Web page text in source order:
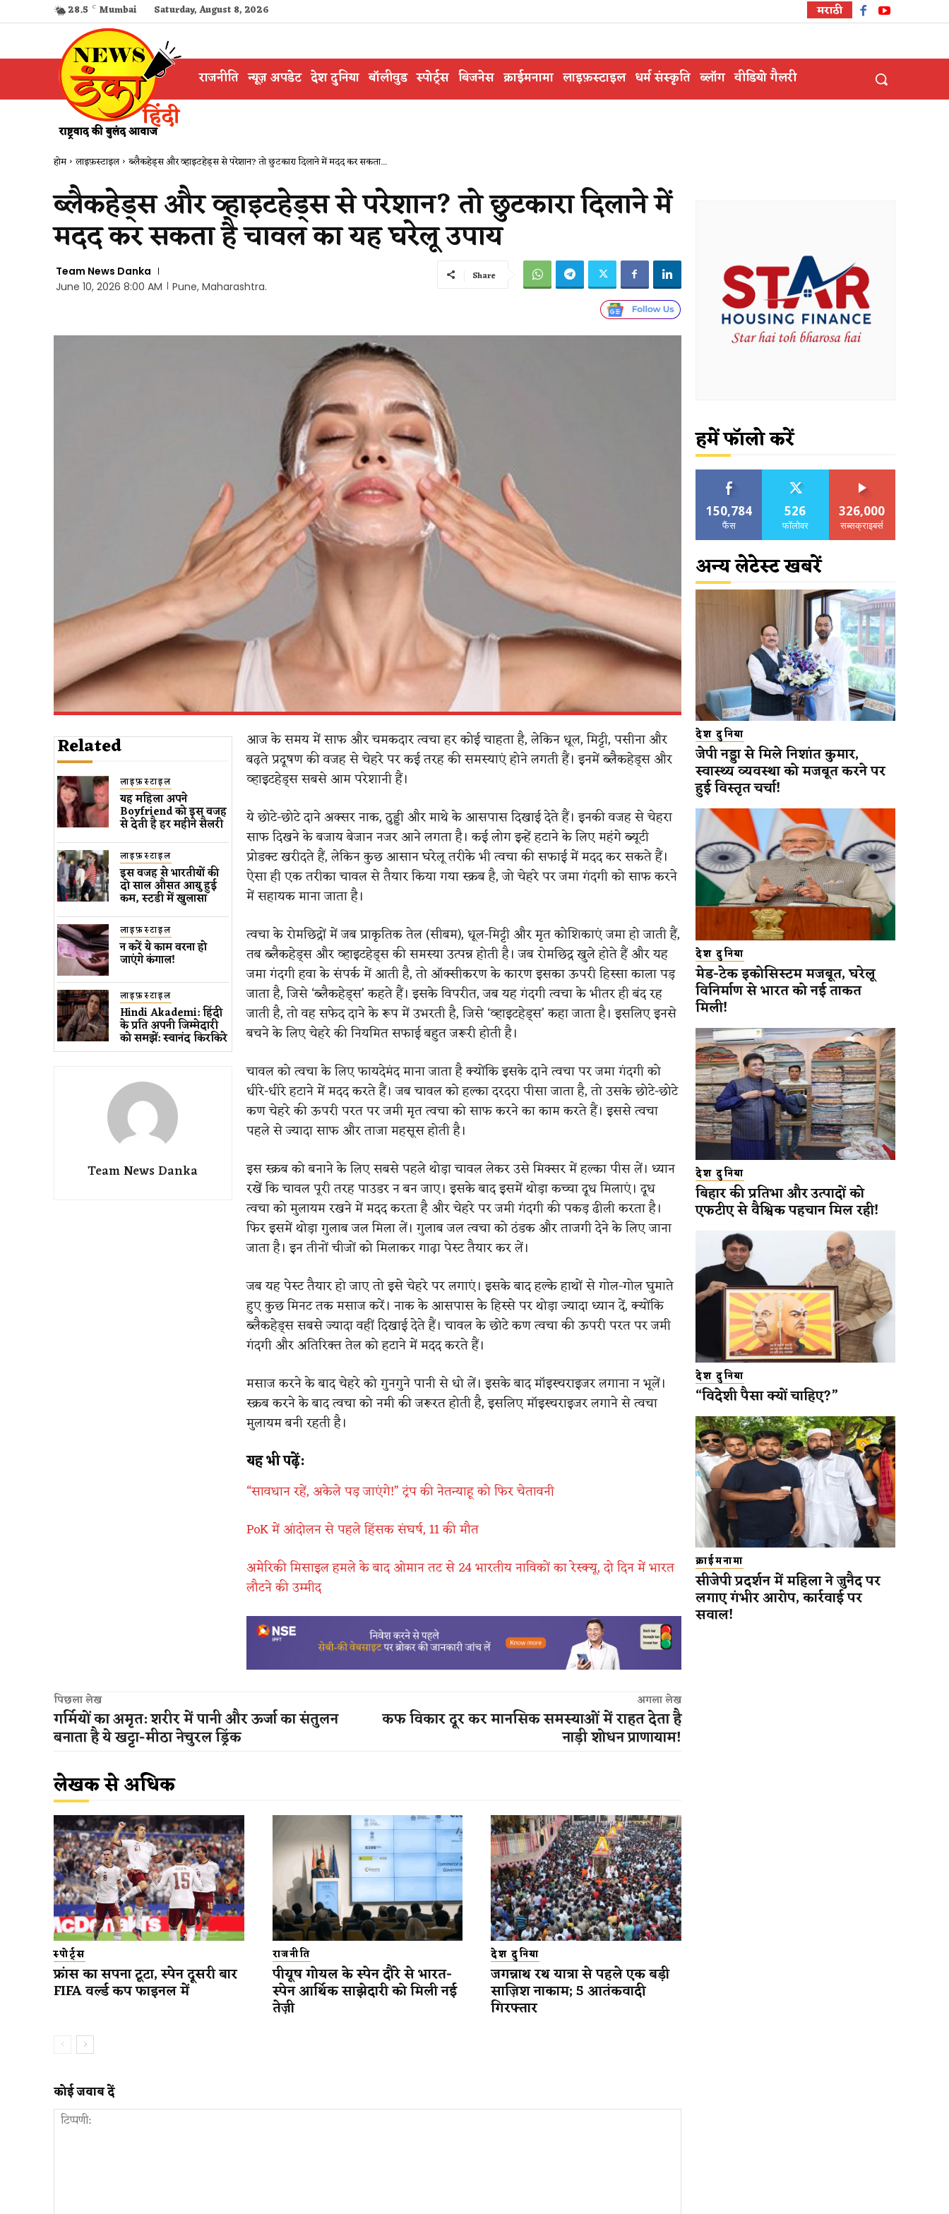
28.5 C Mumbai Saturday, August 8, 2026 मराठी
राजनीति न्यूज़ अपडेट देश दुनिया बॉलीवुड स्पोर्ट्स बिजनेस क्राईमनामा लाइफ़स्टाइल धर्म संस्कृति ब्लॉग वीडियो गैलरी
होम लाइफ़स्टाइल ब्लैकहेड्स और व्हाइटहेड्स से परेशान? तो छुटकारा दिलाने में मदद कर सकता...
ब्लैकहेड्स और व्हाइटहेड्स से परेशान? तो छुटकारा दिलाने में
मदद कर सकता है चावल का यह घरेलू उपाय
Team News Danka
June 10, 2026 8:00 AM
Pune, Maharashtra.
Share
Related
लाइफ़स्टाइल
यह महिला अपने
Boyfriend को इस वजह
से देती है हर महीने सैलरी
लाइफ़स्टाइल
इस वजह से भारतीयों की
दो साल औसत आयु हुई
कम, स्टडी में खुलासा
लाइफ़स्टाइल
न करें ये काम वरना हो
जाएंगे कंगाल!
लाइफ़स्टाइल
Hindi Akademi: हिंदी
के प्रति अपनी जिम्मेदारी
को समझें: स्वानंद किरकिरे
Team News Danka
आज के समय में साफ और चमकदार त्वचा हर कोई चाहता है, लेकिन धूल, मिट्टी, पसीना और
बढ़ते प्रदूषण की वजह से चेहरे पर कई तरह की समस्याएं होने लगती हैं। इनमें ब्लैकहेड्स और
व्हाइटहेड्स सबसे आम परेशानी हैं।
ये छोटे-छोटे दाने अक्सर नाक, ठुड्डी और माथे के आसपास दिखाई देते हैं। इनकी वजह से चेहरा
साफ दिखने के बजाय बेजान नजर आने लगता है। कई लोग इन्हें हटाने के लिए महंगे ब्यूटी
प्रोडक्ट खरीदते हैं, लेकिन कुछ आसान घरेलू तरीके भी त्वचा की सफाई में मदद कर सकते हैं।
ऐसा ही एक तरीका चावल से तैयार किया गया स्क्रब है, जो चेहरे पर जमा गंदगी को साफ करने
में सहायक माना जाता है।
त्वचा के रोमछिद्रों में जब प्राकृतिक तेल (सीबम), धूल-मिट्टी और मृत कोशिकाएं जमा हो जाती हैं,
तब ब्लैकहेड्स और व्हाइटहेड्स की समस्या उत्पन्न होती है। जब रोमछिद्र खुले होते हैं और यह
जमा गंदगी हवा के संपर्क में आती है, तो ऑक्सीकरण के कारण इसका ऊपरी हिस्सा काला पड़
जाता है, जिसे ‘ब्लैकहेड्स’ कहते हैं। इसके विपरीत, जब यह गंदगी त्वचा के भीतर ही बंद रह
जाती है, तो वह सफेद दाने के रूप में उभरती है, जिसे ‘व्हाइटहेड्स’ कहा जाता है। इसलिए इनसे
बचने के लिए चेहरे की नियमित सफाई बहुत जरूरी होती है।
चावल को त्वचा के लिए फायदेमंद माना जाता है क्योंकि इसके दाने त्वचा पर जमा गंदगी को
धीरे-धीरे हटाने में मदद करते हैं। जब चावल को हल्का दरदरा पीसा जाता है, तो उसके छोटे-छोटे
कण चेहरे की ऊपरी परत पर जमी मृत त्वचा को साफ करने का काम करते हैं। इससे त्वचा
पहले से ज्यादा साफ और ताजा महसूस होती है।
इस स्क्रब को बनाने के लिए सबसे पहले थोड़ा चावल लेकर उसे मिक्सर में हल्का पीस लें। ध्यान
रखें कि चावल पूरी तरह पाउडर न बन जाए। इसके बाद इसमें थोड़ा कच्चा दूध मिलाएं। दूध
त्वचा को मुलायम रखने में मदद करता है और चेहरे पर जमी गंदगी की पकड़ ढीली करता है।
फिर इसमें थोड़ा गुलाब जल मिला लें। गुलाब जल त्वचा को ठंडक और ताजगी देने के लिए जाना
जाता है। इन तीनों चीजों को मिलाकर गाढ़ा पेस्ट तैयार कर लें।
जब यह पेस्ट तैयार हो जाए तो इसे चेहरे पर लगाएं। इसके बाद हल्के हाथों से गोल-गोल घुमाते
हुए कुछ मिनट तक मसाज करें। नाक के आसपास के हिस्से पर थोड़ा ज्यादा ध्यान दें, क्योंकि
ब्लैकहेड्स सबसे ज्यादा वहीं दिखाई देते हैं। चावल के छोटे कण त्वचा की ऊपरी परत पर जमी
गंदगी और अतिरिक्त तेल को हटाने में मदद करते हैं।
मसाज करने के बाद चेहरे को गुनगुने पानी से धो लें। इसके बाद मॉइस्चराइजर लगाना न भूलें।
स्क्रब करने के बाद त्वचा को नमी की जरूरत होती है, इसलिए मॉइस्चराइजर लगाने से त्वचा
मुलायम बनी रहती है।
यह भी पढ़ें:
“सावधान रहें, अकेले पड़ जाएंगे!” ट्रंप की नेतन्याहू को फिर चेतावनी
PoK में आंदोलन से पहले हिंसक संघर्ष, 11 की मौत
अमेरिकी मिसाइल हमले के बाद ओमान तट से 24 भारतीय नाविकों का रेस्क्यू, दो दिन में भारत
लौटने की उम्मीद
पिछला लेख
गर्मियों का अमृत: शरीर में पानी और ऊर्जा का संतुलन
बनाता है ये खट्टा-मीठा नेचुरल ड्रिंक
अगला लेख
कफ विकार दूर कर मानसिक समस्याओं में राहत देता है
नाड़ी शोधन प्राणायाम!
लेखक से अधिक
स्पोर्ट्स
फ्रांस का सपना टूटा, स्पेन दूसरी बार
FIFA वर्ल्ड कप फाइनल में
राजनीति
पीयूष गोयल के स्पेन दौरे से भारत-
स्पेन आर्थिक साझेदारी को मिली नई
तेज़ी
देश दुनिया
जगन्नाथ रथ यात्रा से पहले एक बड़ी
साज़िश नाकाम; 5 आतंकवादी
गिरफ्तार
कोई जवाब दें
हमें फॉलो करें
150,784
फैंस
526
फॉलोवर
326,000
सब्सक्राइबर्स
अन्य लेटेस्ट खबरें
देश दुनिया
जेपी नड्डा से मिले निशांत कुमार,
स्वास्थ्य व्यवस्था को मजबूत करने पर
हुई विस्तृत चर्चा!
देश दुनिया
मेड-टेक इकोसिस्टम मजबूत, घरेलू
विनिर्माण से भारत को नई ताकत
मिली!
देश दुनिया
बिहार की प्रतिभा और उत्पादों को
एफटीए से वैश्विक पहचान मिल रही!
देश दुनिया
“विदेशी पैसा क्यों चाहिए?”
क्राईमनामा
सीजेपी प्रदर्शन में महिला ने जुनैद पर
लगाए गंभीर आरोप, कार्रवाई पर
सवाल!